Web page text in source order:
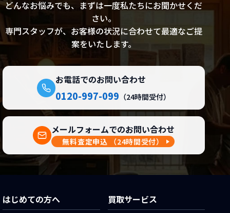
どんなお悩みでも、まずは一度私たちにお聞かせくだ
さい。
専門スタッフが、お客様の状況に合わせて最適なご提
案をいたします。
お電話でのお問い合わせ
0120-997-099 （24時間受付）
メールフォームでのお問い合わせ
無料査定申込 （24時間受付）
はじめての方へ 買取サービス